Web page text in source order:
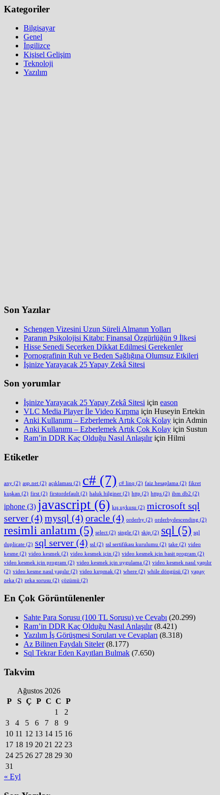
Kategoriler
Bilgisayar
Genel
İngilizce
Kişisel Gelişim
Teknoloji
Yazılım
Son Yazılar
Schengen Vizesini Uzun Süreli Almanın Yolları
Paranın Psikolojisi Kitabı: Finansal Özgürlüğün 9 İlkesi
Hisse Senedi Seçerken Dikkat Edilmesi Gerekenler
Pornografinin Ruh ve Beden Sağlığına Olumsuz Etkileri
İşinize Yarayacak 25 Yapay Zekâ Sitesi
Son yorumlar
İşinize Yarayacak 25 Yapay Zekâ Sitesi için eason
VLC Media Player İle Video Kırpma için Huseyin Ertekin
Anki Kullanımı – Ezberlemek Artık Çok Kolay için Admin
Anki Kullanımı – Ezberlemek Artık Çok Kolay için Sustun
Ram’in DDR Kaç Olduğu Nasıl Anlaşılıriçin Hilmi
Etiketler
any (2) asp.net (2) açıklaması (2) c# (7) c# linq (2) faiz hesaplama (2) fikret
kuşkan (2) first (2) firstordefault (2) haluk bilginer (2) http (2) https (2) ibm db2 (2)
iphone (3) javascript (6) kış uykusu (2) microsoft sql
server (4) mysql (4) oracle (4) orderby (2) orderbydescending (2)
resimli anlatım (5) select (2) single (2) skip (2) sql (5) sql
duplicate (2) sql server (4) ssl (2) ssl sertifikası kurulumu (2) take (2) video
kesme (2) video kesmek (2) video kesmek için (2) video kesmek için basit program (2)
video kesmek için program (2) video kesmek için uygulama (2) video kesmek nasıl yapılır
(2) video kesme nasıl yapılır (2) video kırpmak (2) where (2) while döngüsü (2) yapay
zeka (2) zeka sorusu (2) çözümü (2)
En Çok Görüntülenenler
Sahte Para Sorusu (100 TL Sorusu) ve Cevabı (20.299)
Ram’in DDR Kaç Olduğu Nasıl Anlaşılır (8.421)
Yazılım İş Görüşmesi Soruları ve Cevapları (8.318)
Az Bilinen Faydalı Siteler (8.177)
Sql Tekrar Eden Kayıtları Bulmak (7.650)
Takvim
Ağustos 2026
P
S Ç P C C P
1
2
3
4 5 6 7 8
9
10 11 12 13 14 15 16
17 18 19 20 21 22 23
24 25 26 27 28 29 30
31
« Eyl